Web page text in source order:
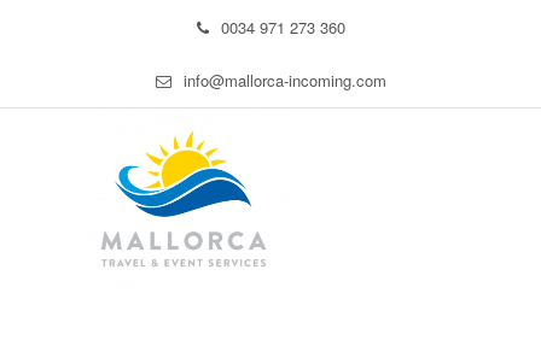
0034 971 273 360
info@mallorca-incoming.com